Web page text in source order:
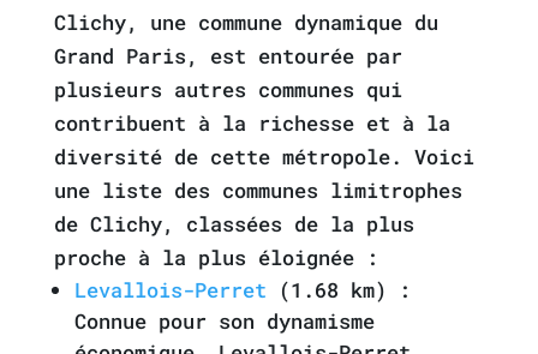
Clichy, une commune dynamique du
Grand Paris, est entourée par
plusieurs autres communes qui
contribuent à la richesse et à la
diversité de cette métropole. Voici
une liste des communes limitrophes
de Clichy, classées de la plus
proche à la plus éloignée :
Levallois-Perret (1.68 km) :
Connue pour son dynamisme